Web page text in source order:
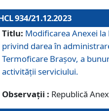
934/21.12.2023
Titlu: Modificarea Anexei
privind darea în
Termoficare Braşov, a
activităţii serviciului.
Observații : Republică